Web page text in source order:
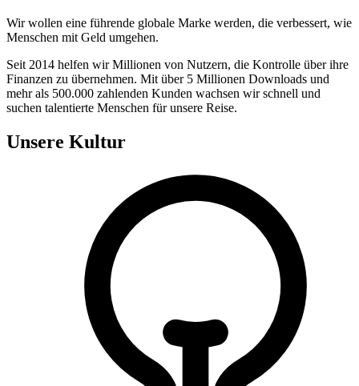
Wir wollen eine führende globale Marke werden, die verbessert, wie
Menschen mit Geld umgehen.
Seit 2014 helfen wir Millionen von Nutzern, die Kontrolle über ihre
Finanzen zu übernehmen. Mit über 5 Millionen Downloads und
mehr als 500.000 zahlenden Kunden wachsen wir schnell und
suchen talentierte Menschen für unsere Reise.
Unsere Kultur